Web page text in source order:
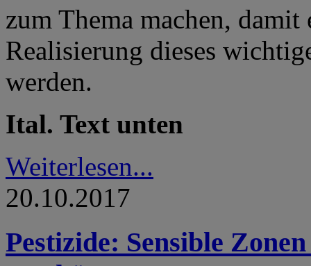
zum Thema machen,
Realisierung dieses
werden.
Ital. Text unten
Weiterlesen...
20.10.2017
Pestizide: Sensible